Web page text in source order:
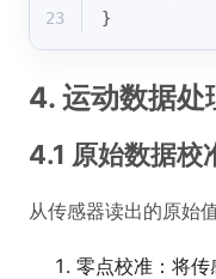
23
}
4. 运动数据处
4.1 原始数据校
从传感器读出的原始
零点校准：将